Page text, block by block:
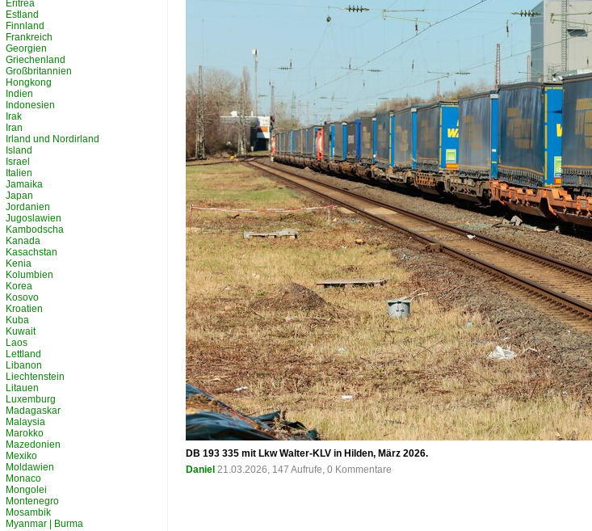
DB 193 335 mit Lkw Walter-KLV in Hilden, März 2026.
Daniel 21.03.2026, 147 Aufrufe, 0 Kommentare
Eritrea
Estland
Finnland
Frankreich
Georgien
Griechenland
Großbritannien
Hongkong
Indien
Indonesien
Irak
Iran
Irland und Nordirland
Island
Israel
Italien
Jamaika
Japan
Jordanien
Jugoslawien
Kambodscha
Kanada
Kasachstan
Kenia
Kolumbien
Korea
Kosovo
Kroatien
Kuba
Kuwait
Laos
Lettland
Libanon
Liechtenstein
Litauen
Luxemburg
Madagaskar
Malaysia
Marokko
Mazedonien
Mexiko
Moldawien
Monaco
Mongolei
Montenegro
Mosambik
Myanmar | Burma